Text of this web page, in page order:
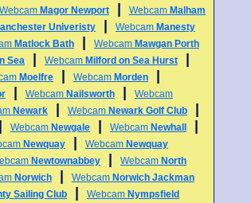
Webcam Magor Newport Webcam Malham
Univeristy Webcam Manesty
Matlock Bath Webcam Mawgan Porth
Sea Webcam Milford on Sea Hurst
Moelfre Webcam Morden
Webcam Nailsworth
Webcam
Newark Webcam Newark Golf Club
Webcam Newgale Webcam Newhall
Newquay Webcam Newquay
Newtownabbey Webcam North
Norwich Webcam Norwich Jackman
Sailing Club Webcam Nympsfield